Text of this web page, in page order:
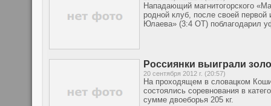
Нападающий магнитогорского
родной клуб, после своей
Юлаева» (3:4 ОТ) поблагодарил
Россиянки выиграли
20 сентября 2012 г. (20:57)
На проходящем в словацком
состоялись соревнования в
сумме двоеборья 205 кг.